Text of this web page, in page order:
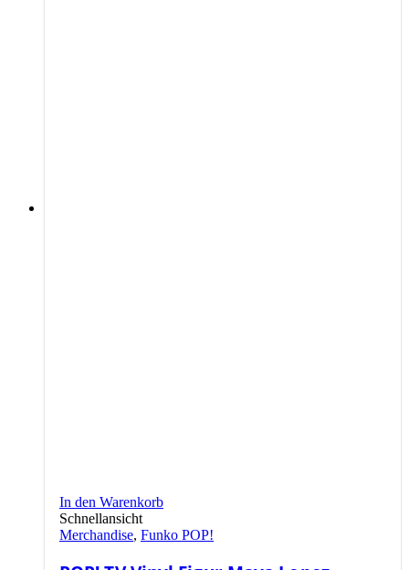
In den Warenkorb
Schnellansicht
Merchandise, Funko POP!